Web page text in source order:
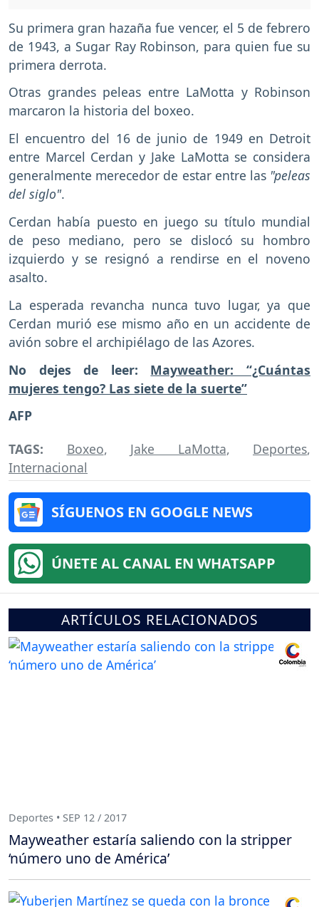
Su primera gran hazaña fue vencer, el 5 de febrero
de 1943, a Sugar Ray Robinson, para quien fue su
primera derrota.
Otras grandes peleas entre LaMotta y Robinson
marcaron la historia del boxeo.
El encuentro del 16 de junio de 1949 en Detroit
entre Marcel Cerdan y Jake LaMotta se considera
generalmente merecedor de estar entre las"peleas
del siglo".
Cerdan había puesto en juego su título mundial
de peso mediano, pero se dislocó su hombro
izquierdo y se resignó a rendirse en el noveno
asalto.
La esperada revancha nunca tuvo lugar, ya que
Cerdan murió ese mismo año en un accidente de
avión sobre el archipiélago de las Azores.
No dejes de leer: Mayweather: “¿Cuántas
mujeres tengo? Las siete de la suerte”
AFP
TAGS: Boxeo, Jake LaMotta, Deportes,
Internacional
SÍGUENOS EN GOOGLE NEWS
ÚNETE AL CANAL EN WHATSAPP
ARTÍCULOS RELACIONADOS
Deportes • SEP 12 / 2017
Mayweather estaría saliendo con la stripper
‘número uno de América’